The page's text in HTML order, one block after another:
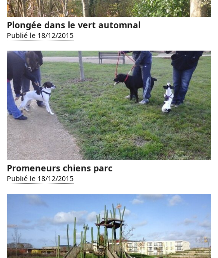
Plongée dans le vert automnal
Publié le 18/12/2015
Promeneurs chiens parc
Publié le 18/12/2015